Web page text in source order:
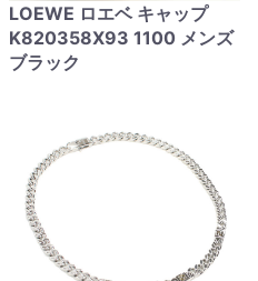
LOEWE ロエベ キャップ
K820358X93 1100 メンズ
ブラック